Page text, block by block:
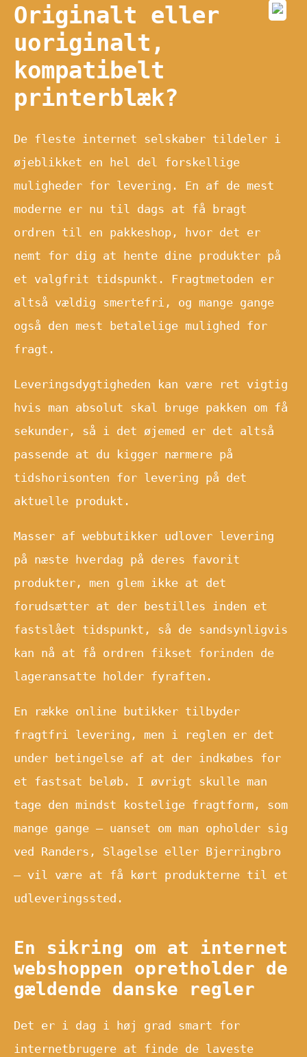
Originalt eller
uoriginalt,
kompatibelt
printerblæk?
De fleste internet selskaber tildeler i
øjeblikket en hel del forskellige
muligheder for levering. En af de mest
moderne er nu til dags at få bragt
ordren til en pakkeshop, hvor det er
nemt for dig at hente dine produkter på
et valgfrit tidspunkt. Fragtmetoden er
altså vældig smertefri, og mange gange
også den mest betalelige mulighed for
fragt.
Leveringsdygtigheden kan være ret vigtig
hvis man absolut skal bruge pakken om få
sekunder, så i det øjemed er det altså
passende at du kigger nærmere på
tidshorisonten for levering på det
aktuelle produkt.
Masser af webbutikker udlover levering
på næste hverdag på deres favorit
produkter, men glem ikke at det
forudsætter at der bestilles inden et
fastslået tidspunkt, så de sandsynligvis
kan nå at få ordren fikset forinden de
lageransatte holder fyraften.
En række online butikker tilbyder
fragtfri levering, men i reglen er det
under betingelse af at der indkøbes for
et fastsat beløb. I øvrigt skulle man
tage den mindst kostelige fragtform, som
mange gange – uanset om man opholder sig
ved Randers, Slagelse eller Bjerringbro
– vil være at få kørt produkterne til et
udleveringssted.
En sikring om at internet
webshoppen opretholder de
gældende danske regler
Det er i dag i høj grad smart for
internetbrugere at finde de laveste